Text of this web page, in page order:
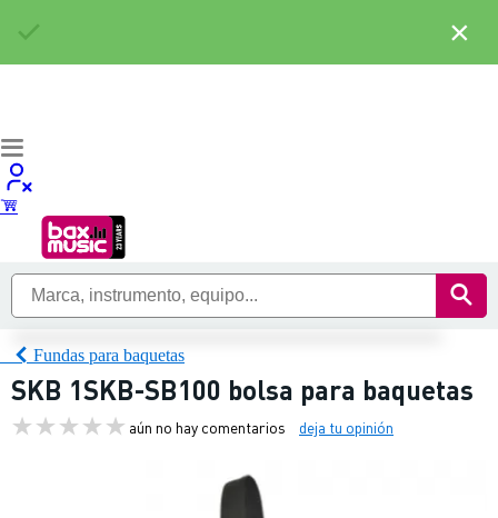
Fundas para baquetas
SKB 1SKB-SB100 bolsa para baquetas
aún no hay comentarios deja tu opinión
×